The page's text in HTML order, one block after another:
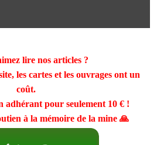
lire nos articles ?
les cartes et les ouvrages ont un
coût.
adhérant pour seulement 10 €!
à la mémoire de la mine 🙏